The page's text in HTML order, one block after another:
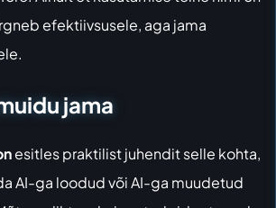
efektiivsusele, aga jama
jama
esitles praktilist juhendit selle kohta,
AI-ga loodud või AI-ga muudetud